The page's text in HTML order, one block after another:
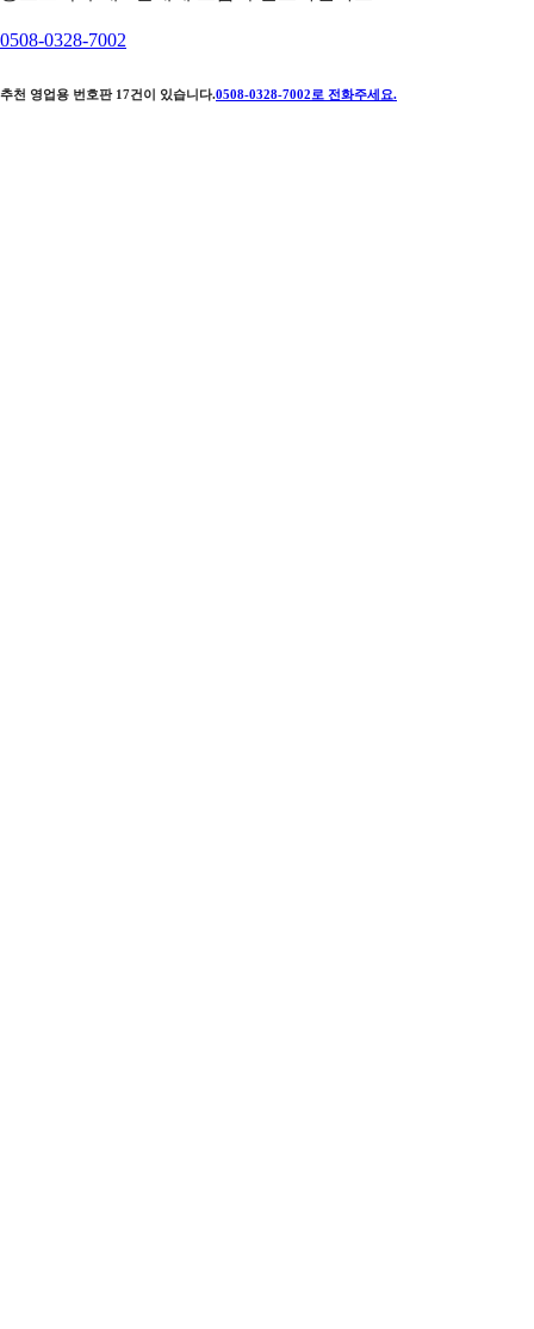
0508-0328-7002
추천 영업용 번호판 17건이 있습니다.0508-0328-7002 로 전화주세요.